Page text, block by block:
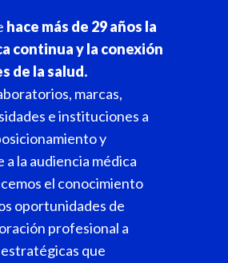
hace más de 29 años la
continua y la conexión
de la salud.
marcas,
e instituciones a
y
la audiencia médica
el conocimiento
oportunidades de
profesional a
que